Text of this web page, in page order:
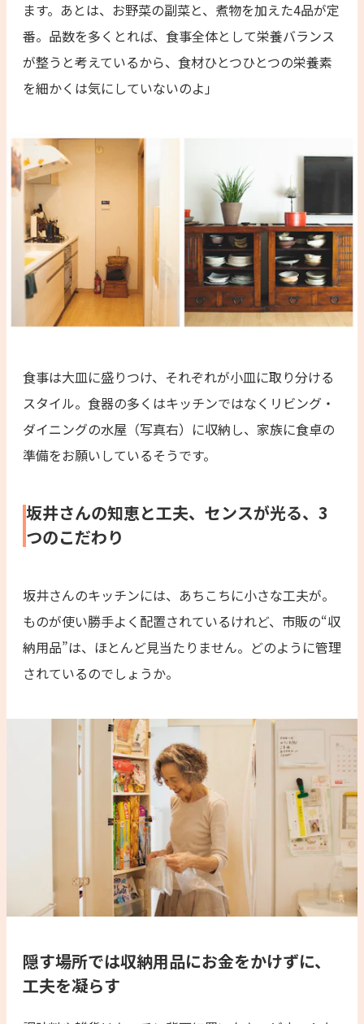
ます。あとは、お野菜の副菜と、煮物を加えた4品が定
番。品数を多くとれば、食事全体として栄養バランス
が整うと考えているから、食材ひとつひとつの栄養素
を細かくは気にしていないのよ」
食事は大皿に盛りつけ、それぞれが小皿に取り分ける
スタイル。食器の多くはキッチンではなくリビング・
ダイニングの水屋（写真右）に収納し、家族に食卓の
準備をお願いしているそうです。
坂井さんの知恵と工夫、センスが光る、3
つのこだわり
坂井さんのキッチンには、あちこちに小さな工夫が。
ものが使い勝手よく配置されているけれど、市販の“収
納用品”は、ほとんど見当たりません。どのように管理
されているのでしょうか。
隠す場所では収納用品にお金をかけずに、
工夫を凝らす